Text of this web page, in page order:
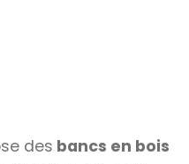
des bancs en bois